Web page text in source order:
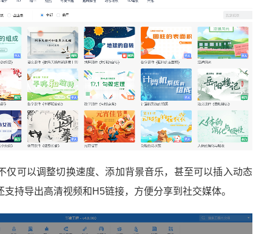
仅可以调整切换速度、添加背景音乐，甚至可以插入动态
持导出高清视频和H5链接，方便分享到社交媒体。